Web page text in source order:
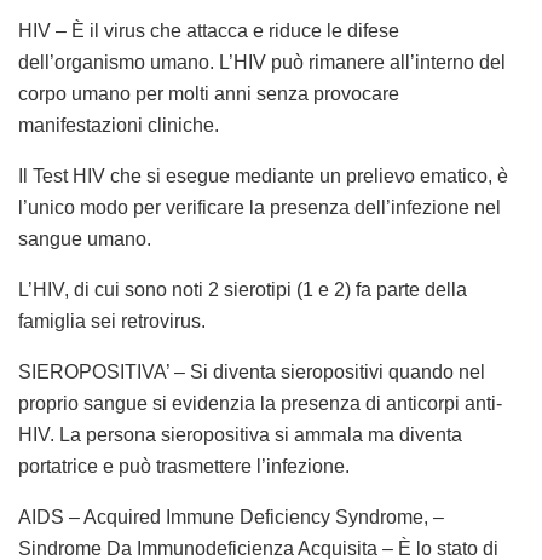
HIV – È il virus che attacca e riduce le difese
dell’organismo umano. L’HIV può rimanere all’interno del
corpo umano per molti anni senza provocare
manifestazioni cliniche.
Il Test HIV che si esegue mediante un prelievo ematico, è
l’unico modo per verificare la presenza dell’infezione nel
sangue umano.
L’HIV, di cui sono noti 2 sierotipi (1 e 2) fa parte della
famiglia sei retrovirus.
SIEROPOSITIVA’ – Si diventa sieropositivi quando nel
proprio sangue si evidenzia la presenza di anticorpi anti-
HIV. La persona sieropositiva si ammala ma diventa
portatrice e può trasmettere l’infezione.
AIDS – Acquired Immune Deficiency Syndrome, –
Sindrome Da Immunodeficienza Acquisita – È lo stato di